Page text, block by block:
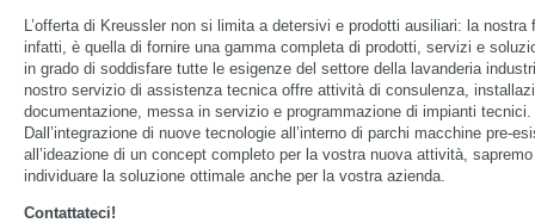
L’offerta di Kreussler non si limita a detersivi e prodotti ausiliari: la nostra
infatti, è quella di fornire una gamma completa di prodotti, servizi e
in grado di soddisfare tutte le esigenze del settore della lavanderia
nostro servizio di assistenza tecnica offre attività di consulenza,
documentazione, messa in servizio e programmazione di impianti tecnici.
Dall’integrazione di nuove tecnologie all’interno di parchi macchine pre-
all’ideazione di un concept completo per la vostra nuova attività, sapremo
individuare la soluzione ottimale anche per la vostra azienda.
Contattateci!